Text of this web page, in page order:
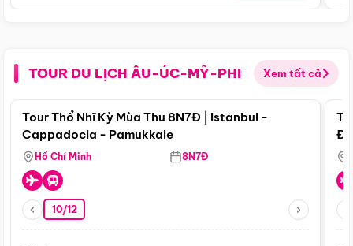
TOUR DU LỊCH ÂU-ÚC-MỸ-PHI Xem tất cả
Điểm nổi bật
Tour Thổ Nhĩ Kỳ Mùa Thu 8N7Đ | Istanbul -
Cappadocia - Pamukkale
Hồ Chí Minh 8N7Đ
10/12